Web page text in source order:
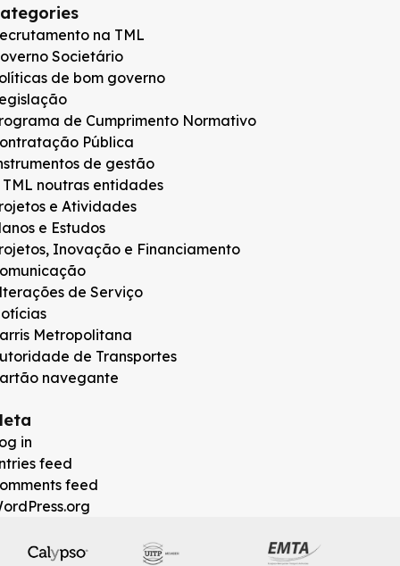
na TML
Societário
de bom governo
de Cumprimento Normativo
Pública
de gestão
TML noutras entidades
e Atividades
e Estudos
Inovação e Financiamento
de Serviço
Metropolitana
de Transportes
navegante
in
feed
feed